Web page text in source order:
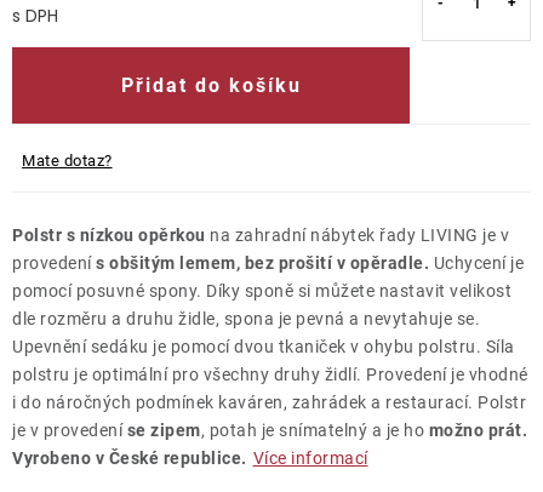
Přidat do košíku
Mate dotaz?
Polstr s nízkou opěrkou na zahradní nábytek řady LIVING je v
provedenís obšitým lemem, bez prošití v opěradle. Uchycení je
pomocí posuvné spony. Díky sponě si můžete nastavit velikost
dle rozměru a druhu židle, spona je pevná a nevytahuje se.
Upevnění sedáku je pomocí dvou tkaniček v ohybu polstru. Síla
polstru je optimální pro všechny druhy židlí. Provedení je vhodné
i do náročných podmínek kaváren, zahrádek a restaurací. Polstr
je v provedeníse zipem, potah je snímatelný a je ho možno prát.
Vyrobeno v České republice. Více informací